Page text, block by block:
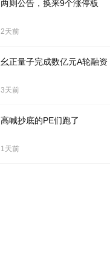
两则公告，换来9个涨停板
2天前
幺正量子完成数亿元A轮融资
3天前
高喊抄底的PE们跑了
1天前